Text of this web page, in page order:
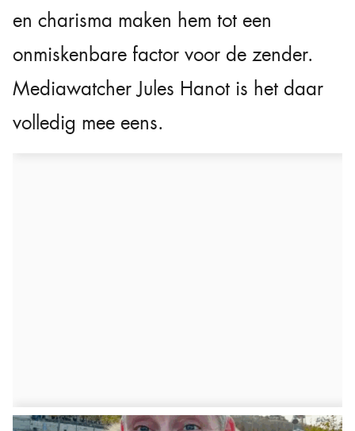
en charisma maken hem tot een
onmiskenbare factor voor de zender.
Mediawatcher Jules Hanot is het daar
volledig mee eens.